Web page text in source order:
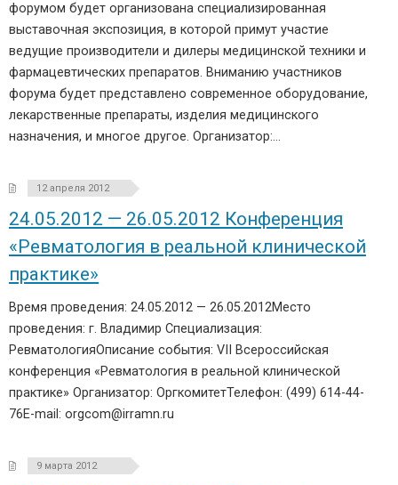
форумом будет организована специализированная
выставочная экспозиция, в которой примут участие
ведущие производители и дилеры медицинской техники и
фармацевтических препаратов. Вниманию участников
форума будет представлено современное оборудование,
лекарственные препараты, изделия медицинского
назначения, и многое другое. Организатор:…
12 апреля 2012
24.05.2012 — 26.05.2012 Конференция
«Ревматология в реальной клинической
практике»
Время проведения: 24.05.2012 — 26.05.2012Место
проведения: г. Владимир Специализация:
РевматологияОписание события: VII Всероссийская
конференция «Ревматология в реальной клинической
практике» Организатор: ОргкомитетТелефон: (499) 614-44-
76E-mail: orgcom@irramn.ru
9 марта 2012